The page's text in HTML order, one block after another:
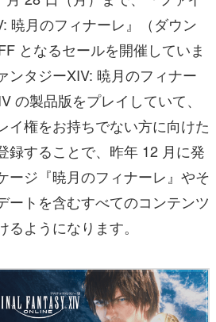
暁月のフィナーレ』（ダウン
となるセールを開催していま
ンタジーXIV: 暁月のフィナー
の製品版をプレイしていて、
イ権をお持ちでない方に向けた
録することで、昨年 12 月に発
ージ『暁月のフィナーレ』やそ
ートを含むすべてのコンテンツ
ようになります。